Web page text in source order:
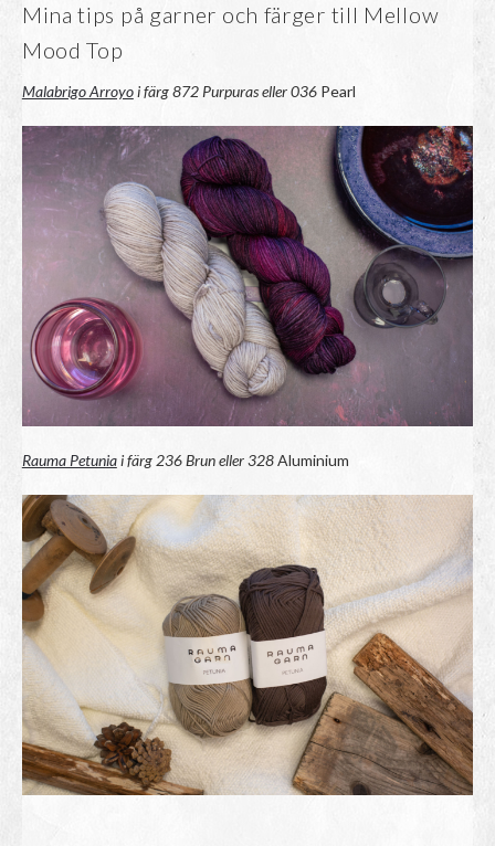
Mina tips på garner och färger till Mellow
Mood Top
Malabrigo Arroyoi färg 872 Purpuras eller 036 Pearl
Rauma Petuniai färg 236 Brun eller 328Aluminium